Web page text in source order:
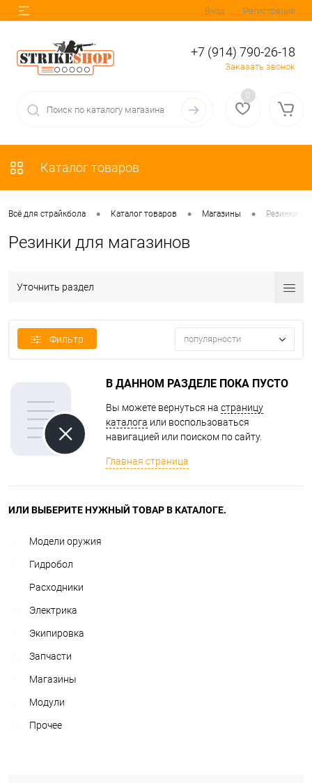
Вход Регистрация
+7 (914) 790-26-18
Заказать звонок
0
Каталог товаров
Всё для страйкбола • Каталог товаров • Магазины • Резинки
Резинки для магазинов
Уточнить раздел
Фильтр популярности
В ДАННОМ РАЗДЕЛЕ ПОКА ПУСТО
Вы можете вернуться на страницу
каталога или воспользоваться
навигацией или поиском по сайту.
Главная страница
ИЛИ ВЫБЕРИТЕ НУЖНЫЙ ТОВАР В КАТАЛОГЕ.
Модели оружия
Гидробол
Расходники
Электрика
Экипировка
Запчасти
Магазины
Модули
Прочее